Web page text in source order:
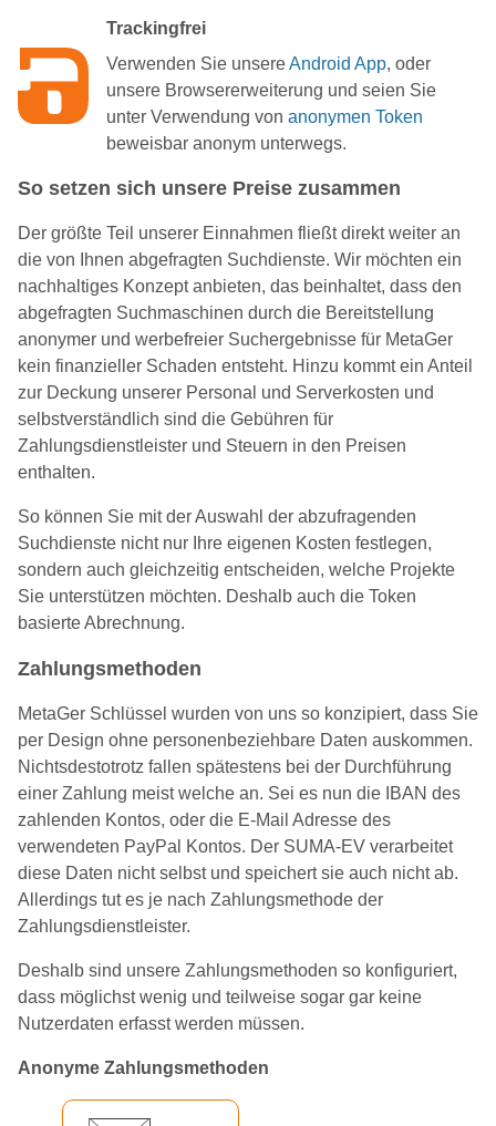
Trackingfrei
Verwenden Sie unsereAndroid App, oder
unsere Browsererweiterung und seien Sie
unter Verwendung von anonymen Token
beweisbar anonym unterwegs.
So setzen sich unsere Preise zusammen
Der größte Teil unserer Einnahmen fließt direkt weiter an
die von Ihnen abgefragten Suchdienste. Wir möchten ein
nachhaltiges Konzept anbieten, das beinhaltet, dass den
abgefragten Suchmaschinen durch die Bereitstellung
anonymer und werbefreier Suchergebnisse für MetaGer
kein finanzieller Schaden entsteht. Hinzu kommt ein Anteil
zur Deckung unserer Personal und Serverkosten und
selbstverständlich sind die Gebühren für
Zahlungsdienstleister und Steuern in den Preisen
enthalten.
So können Sie mit der Auswahl der abzufragenden
Suchdienste nicht nur Ihre eigenen Kosten festlegen,
sondern auch gleichzeitig entscheiden, welche Projekte
Sie unterstützen möchten. Deshalb auch die Token
basierte Abrechnung.
Zahlungsmethoden
MetaGer Schlüssel wurden von uns so konzipiert, dass Sie
per Design ohne personenbeziehbare Daten auskommen.
Nichtsdestotrotz fallen spätestens bei der Durchführung
einer Zahlung meist welche an. Sei es nun die IBAN des
zahlenden Kontos, oder die E-Mail Adresse des
verwendeten PayPal Kontos. Der SUMA-EV verarbeitet
diese Daten nicht selbst und speichert sie auch nicht ab.
Allerdings tut es je nach Zahlungsmethode der
Zahlungsdienstleister.
Deshalb sind unsere Zahlungsmethoden so konfiguriert,
dass möglichst wenig und teilweise sogar gar keine
Nutzerdaten erfasst werden müssen.
Anonyme Zahlungsmethoden